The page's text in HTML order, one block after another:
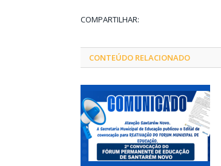
COMPARTILHAR:
CONTEÚDO RELACIONADO